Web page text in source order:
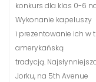
konkurs dla klas 0-6
Wykonanie kapeluszy
i prezentowanie ich w
amerykańską
tradycją.
Jorku, na 5th Avenue